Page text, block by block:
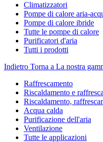
Climatizzatori
Pompe di calore aria-
Pompe di calore ibride
Tutte le pompe di calore
Purificatori d'aria
Tutti i prodotti
Indietro Torna a La nostra
Raffrescamento
Riscaldamento e
Riscaldamento,
Acqua calda
Purificazione dell'aria
Ventilazione
Tutte le applicazioni